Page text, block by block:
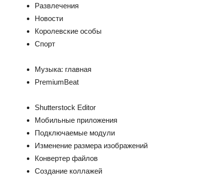
Развлечения
Новости
Королевские особы
Спорт
Музыка: главная
PremiumBeat
Shutterstock Editor
Мобильные приложения
Подключаемые модули
Изменение размера изображений
Конвертер файлов
Создание коллажей